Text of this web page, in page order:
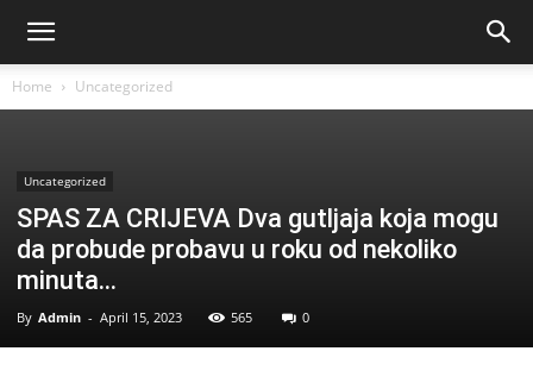
Home Uncategorized
Uncategorized
SPAS ZA CRIJEVA Dva gutljaja koja mogu
da probude probavu u roku od nekoliko
minuta…
By Admin - April 15, 2023 565 0